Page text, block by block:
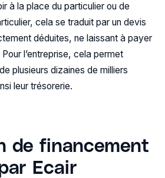
à la place du particulier ou de
cela se traduit par un devis
déduites, ne laissant à payer
l’entreprise, cela permet
plusieurs dizaines de milliers
leur trésorerie.
de financement
Ecair